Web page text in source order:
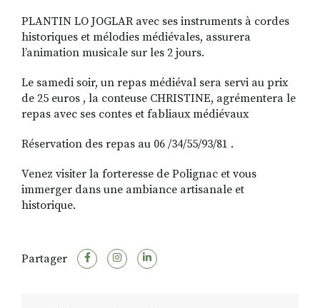
PLANTIN LO JOGLAR avec ses instruments à cordes
historiques et mélodies médiévales, assurera
l’animation musicale sur les 2 jours.
Le samedi soir, un repas médiéval sera servi au prix
de 25 euros , la conteuse CHRISTINE, agrémentera le
repas avec ses contes et fabliaux médiévaux
Réservation des repas au 06 /34/55/93/81 .
Venez visiter la forteresse de Polignac et vous
immerger dans une ambiance artisanale et
historique.
Partager